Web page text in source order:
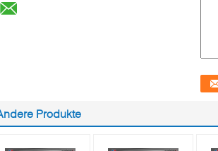
Produkte